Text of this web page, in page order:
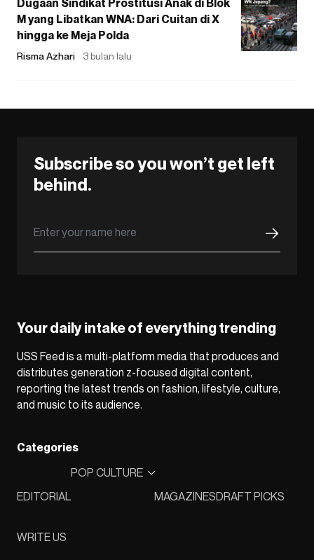
M yang Libatkan WNA: Dari Cuitan di X
hingga ke Meja Polda
Risma Azhari 3 bulan lalu
Subscribe so you won’t get left
behind.
Your daily intake of everything trending
USS Feed is a multi-platform media that produces and
distributes generation z-focused digital content,
reporting the latest trends on fashion, lifestyle, culture,
and music to its audience.
Categories
EDITORIAL
POP CULTURE
MAGAZINESDRAFT PICKS
WRITE US